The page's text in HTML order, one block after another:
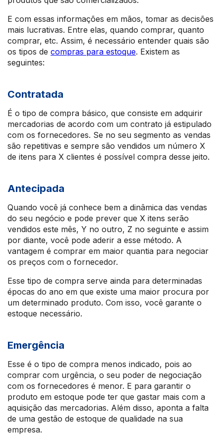
E com essas informações em mãos, tomar as decisões
mais lucrativas. Entre elas, quando comprar, quanto
comprar, etc. Assim, é necessário entender quais são
os tipos de compras para estoque. Existem as
seguintes:
Contratada
É o tipo de compra básico, que consiste em adquirir
mercadorias de acordo com um contrato já estipulado
com os fornecedores. Se no seu segmento as vendas
são repetitivas e sempre são vendidos um número X
de itens para X clientes é possível compra desse jeito.
Antecipada
Quando você já conhece bem a dinâmica das vendas
do seu negócio e pode prever que X itens serão
vendidos este mês, Y no outro, Z no seguinte e assim
por diante, você pode aderir a esse método. A
vantagem é comprar em maior quantia para negociar
os preços com o fornecedor.
Esse tipo de compra serve ainda para determinadas
épocas do ano em que existe uma maior procura por
um determinado produto. Com isso, você garante o
estoque necessário.
Emergência
Esse é o tipo de compra menos indicado, pois ao
comprar com urgência, o seu poder de negociação
com os fornecedores é menor. E para garantir o
produto em estoque pode ter que gastar mais com a
aquisição das mercadorias. Além disso, aponta a falta
de uma gestão de estoque de qualidade na sua
empresa.